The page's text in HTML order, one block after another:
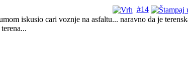
#14
iskusio cari voznje na asfaltu... naravno da je